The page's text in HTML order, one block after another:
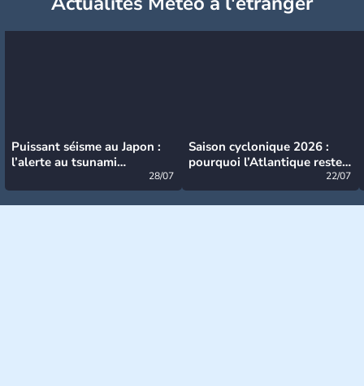
Puissant séisme au Japon :
l’alerte au tsunami
28/07
Saison cyclonique 2026 :
pourquoi l’Atlantique reste
22/07